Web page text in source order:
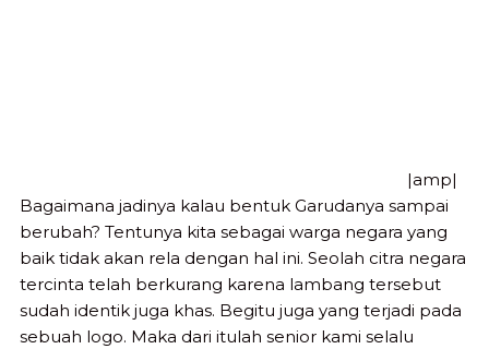
|amp|
Bagaimana jadinya kalau bentuk Garudanya sampai
berubah? Tentunya kita sebagai warga negara yang
baik tidak akan rela dengan hal ini. Seolah citra negara
tercinta telah berkurang karena lambang tersebut
sudah identik juga khas. Begitu juga yang terjadi pada
sebuah logo. Maka dari itulah senior kami selalu